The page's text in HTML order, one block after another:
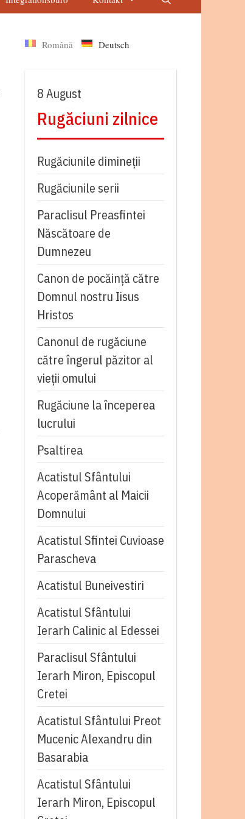
Română Deutsch
8 August
Rugăciuni zilnice
Rugăciunile dimineții
Rugăciunile serii
Paraclisul Preasfintei
Născătoare de
Dumnezeu
Canon de pocăință către
Domnul nostru Iisus
Hristos
Canonul de rugăciune
către îngerul păzitor al
vieții omului
Rugăciune la începerea
lucrului
Psaltirea
Acatistul Sfântului
Acoperământ al Maicii
Domnului
Acatistul Sfintei Cuvioase
Parascheva
Acatistul Buneivestiri
Acatistul Sfântului
Ierarh Calinic al Edessei
Paraclisul Sfântului
Ierarh Miron, Episcopul
Cretei
Acatistul Sfântului Preot
Mucenic Alexandru din
Basarabia
Acatistul Sfântului
Ierarh Miron, Episcopul